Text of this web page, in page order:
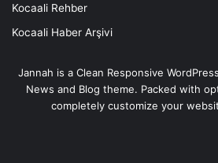
Kocaali Rehber
Kocaali Haber Arşivi
Jannah is a Clean Responsive
News and Blog theme. Packed with
completely customize your